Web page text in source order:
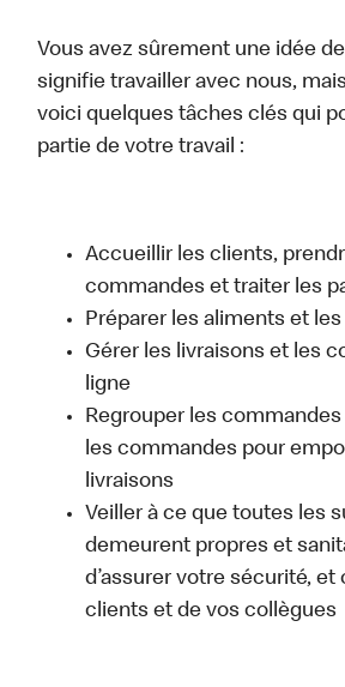
Vous avez sûrement une idée
signifie travailler avec nous,
voici quelques tâches clés qui
partie de votre travail :
Accueillir les clients,
commandes et traiter les
Préparer les aliments et
Gérer les livraisons et les
ligne
Regrouper les
les commandes pour
livraisons
Veiller à ce que toutes les
demeurent propres et
d’assurer votre sécurité, et
clients et de vos collègues